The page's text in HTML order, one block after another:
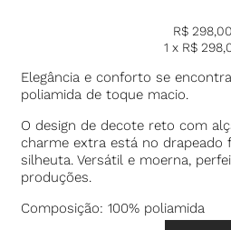
R$ 298,00
1 x R$
Elegância e conforto se
poliamida de toque macio.
O design de decote reto com
charme extra está no drapeado
silheuta. Versátil e moerna,
produções.
Composição: 100% poliamida